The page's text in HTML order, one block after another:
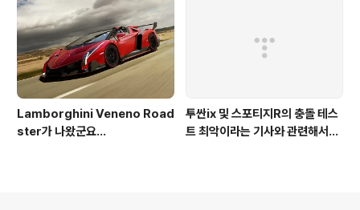
Lamborghini Veneno Road
ster가 나왔군요...
투싼ix 및 스포티지R의 충돌 테스
트 최악이라는 기사와 관련해서...